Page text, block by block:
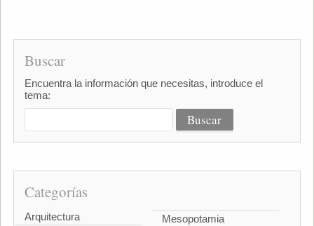
Buscar
Encuentra la información que necesitas, introduce el
tema:
Categorías
Arquitectura
Mesopotamia